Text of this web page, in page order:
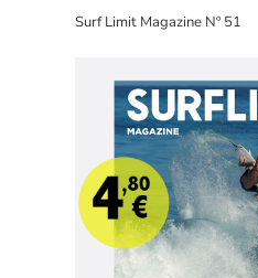
Surf Limit Magazine Nº 51